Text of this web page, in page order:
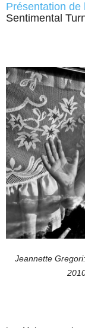
Présentation de
Sentimental
Jeannette